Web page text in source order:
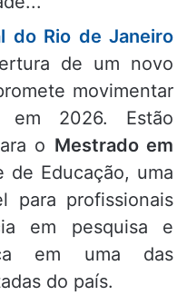
do Rio de Janeiro
de um novo
movimentar
em 2026. Estão
o Mestrado em
de Educação, uma
para profissionais
em pesquisa e
em uma das
do país.